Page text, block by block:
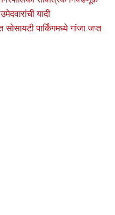
यादी
पार्किंगमध्ये गांजा जप्त